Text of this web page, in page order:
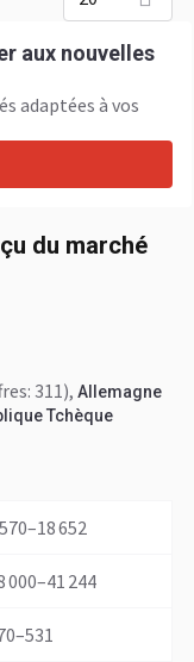
aux nouvelles
adaptées à vos
du marché
311), Allemagne
Tchèque
652
000–41 244